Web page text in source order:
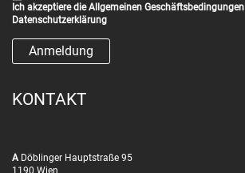
Ich akzeptiere dieAllgemeinen Geschäftsbedingungen
Datenschutzerklärung
KONTAKT
A Döblinger Hauptstraße 95
1190 Wien